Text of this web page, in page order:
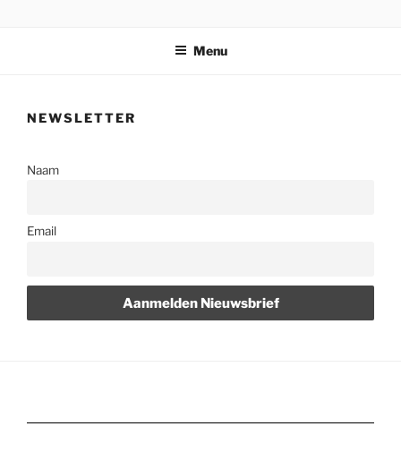
Menu
NEWSLETTER
Naam
Email